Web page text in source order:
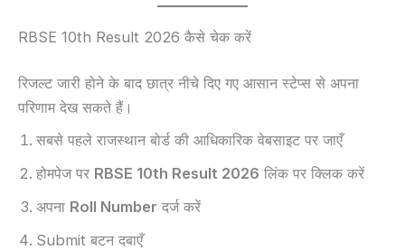
RBSE 10th Result 2026 कैसे चेक करें
रिजल्ट जारी होने के बाद छात्र नीचे दिए गए आसान स्टेप्स से अपना
परिणाम देख सकते हैं।
सबसे पहले राजस्थान बोर्ड की आधिकारिक वेबसाइट पर जाएँ
होमपेज पर RBSE 10th Result 2026 लिंक पर क्लिक करें
अपना Roll Number दर्ज करें
Submit बटन दबाएँ